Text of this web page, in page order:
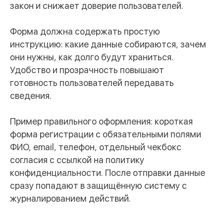
закон и снижает доверие пользователей.
Форма должна содержать простую
инструкцию: какие данные собираются, зачем
они нужны, как долго будут храниться.
Удобство и прозрачность повышают
готовность пользователей передавать
сведения.
Пример правильного оформления: короткая
форма регистрации с обязательными полями
ФИО, email, телефон, отдельный чекбокс
согласия с ссылкой на политику
конфиденциальности. После отправки данные
сразу попадают в защищённую систему с
журналированием действий.